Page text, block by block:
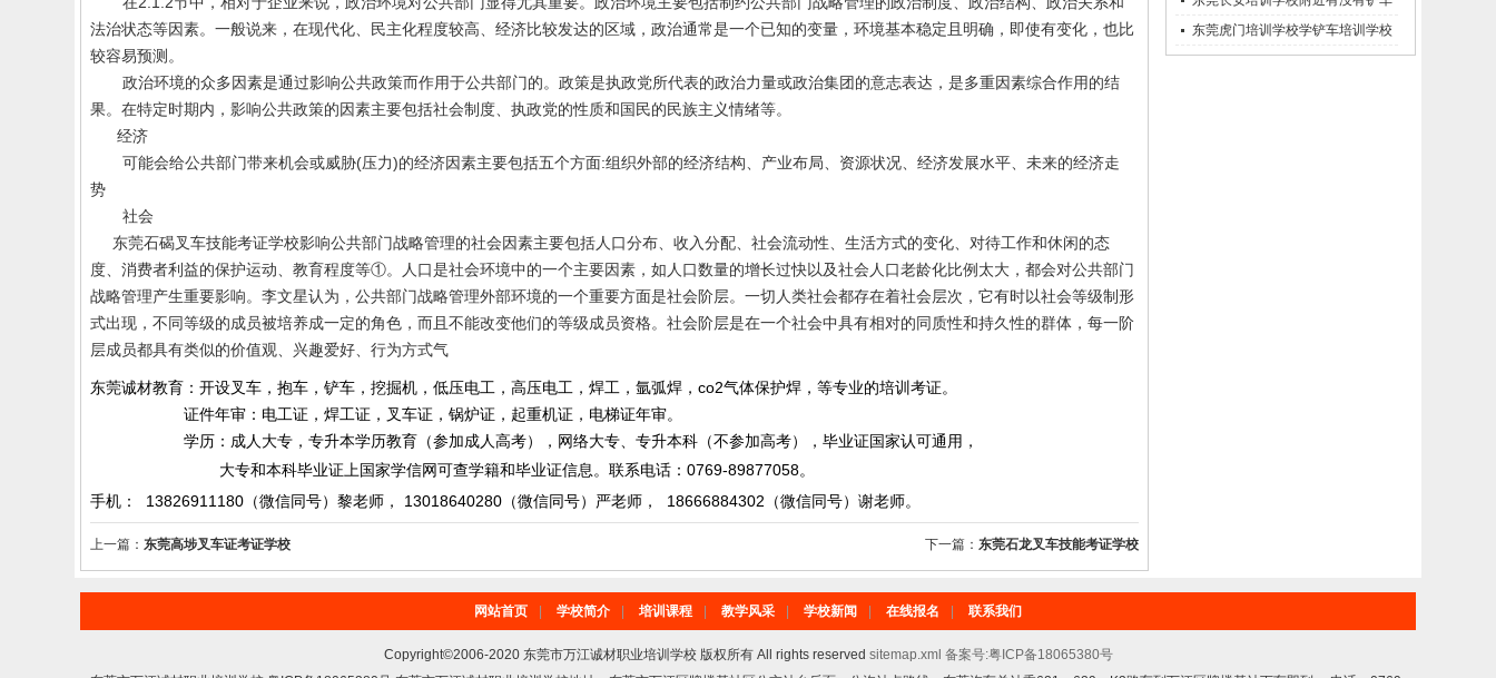
培训的-
东莞虎门培训学校学铲车培训学校
在哪里_
法治状态等因素。一般说来，在现代化、民主化程度较高、经济比较发达的区域，政治通常是一个已知的变量，环境基本稳定且明确，即使有变化，也比
较容易预测。
政治环境的众多因素是通过影响公共政策而作用于公共部门的。政策是执政党所代表的政治力量或政治集团的意志表达，是多重因素综合作用的结
果。在特定时期内，影响公共政策的因素主要包括社会制度、执政党的性质和国民的民族主义情绪等。
经济
可能会给公共部门带来机会或威胁(压力)的经济因素主要包括五个方面:组织外部的经济结构、产业布局、资源状况、经济发展水平、未来的经济走
势
社会
东莞石碣叉车技能考证学校影响公共部门战略管理的社会因素主要包括人口分布、收入分配、社会流动性、生活方式的变化、对待工作和休闲的态
度、消费者利益的保护运动、教育程度等①。人口是社会环境中的一个主要因素，如人口数量的增长过快以及社会人口老龄化比例太大，都会对公共部门
战略管理产生重要影响。李文星认为，公共部门战略管理外部环境的一个重要方面是社会阶层。一切人类社会都存在着社会层次，它有时以社会等级制形
式出现，不同等级的成员被培养成一定的角色，而且不能改变他们的等级成员资格。社会阶层是在一个社会中具有相对的同质性和持久性的群体，每一阶
层成员都具有类似的价值观、兴趣爱好、行为方式气
东莞诚材教育：开设叉车，抱车，铲车，挖掘机，低压电工，高压电工，焊工，氩弧焊，co2气体保护焊，等专业的培训考证。
证件年审：电工证，焊工证，叉车证，锅炉证，起重机证，电梯证年审。
学历：成人大专，专升本学历教育（参加成人高考），网络大专、专升本科（不参加高考），毕业证国家认可通用，
大专和本科毕业证上国家学信网可查学籍和毕业证信息。 联系电话 ： 0769-89877058。
手机： 13826911180（微信同号）黎老师， 13018640280 （微信同号）严老师 ， 18666884302 （微信同号） 谢老师。
上一篇： 东莞高埗叉车证考证学校 下一篇： 东莞石龙叉车技能考证学校
网站首页 学校简介 培训课程 教学风采 学校新闻 在线报名 联系我们
Copyright©2006-2020 东莞市万江诚材职业培训学校 版权所有 All rights reserved sitemap.xml 备案号:粤ICP备18065380号